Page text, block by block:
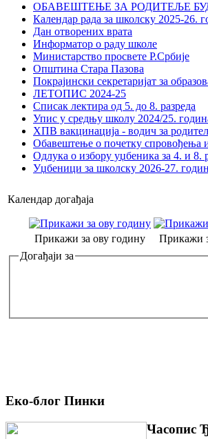
ОБАВЕШТЕЊЕ ЗА РОДИТЕЉЕ
Календар рада за школску 2025-26.
Дан отворених врата
Информатор о раду школе
Министарство просвете Р.Србије
Општина Стара Пазова
Покрајински секретаријат за
ЛЕТОПИС 2024-25
Списак лектира од 5. до 8. разреда
Упис у средњу школу 2024/25.
ХПВ вакцинација - водич за
Обавештење о почетку спровођења
Одлука о избору уџбеника за 4. и 8.
Уџбеници за школску 2026-27.
Календар догађаја
Прикажи за ову годину Прикажи
Догађаји за
Еко-блог Пинки
Часопис